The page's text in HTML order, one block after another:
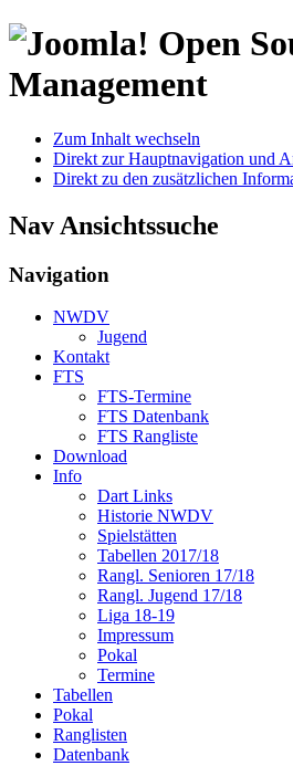
Open
Management
Zum Inhalt wechseln
Direkt zur Hauptnavigation und
Direkt zu den zusätzlichen
Nav Ansichtssuche
Navigation
NWDV
Jugend
Kontakt
FTS
FTS-Termine
FTS Datenbank
FTS Rangliste
Download
Info
Dart Links
Historie NWDV
Spielstätten
Tabellen 2017/18
Rangl. Senioren 17/18
Rangl. Jugend 17/18
Liga 18-19
Impressum
Pokal
Termine
Tabellen
Pokal
Ranglisten
Datenbank